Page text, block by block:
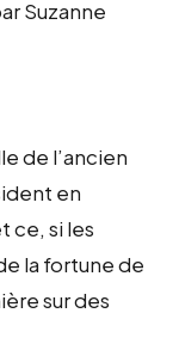
Suzanne
de l’ancien
en
ce, si les
la fortune de
sur des